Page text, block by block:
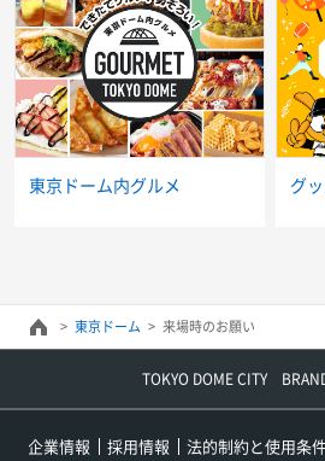
東京ドーム内グルメ グ
東京ドーム 来場時のお願い
TOKYO DOME CITY
企業情報 採用情報 法的制約と使用条